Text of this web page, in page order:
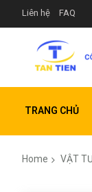
Liên hệ FAQ
TRANG CHỦ
Home VẬT